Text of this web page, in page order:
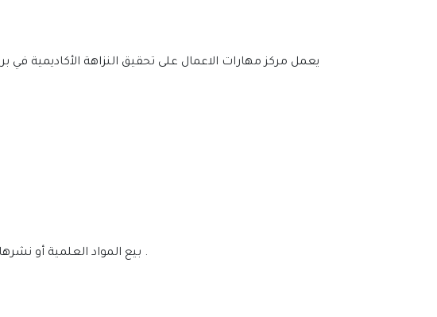
يعمل مركز مهارات الاعمال على تحقيق النزاهة الأكاديمية في
بيع المواد العلمية أو نشرها أو أخذها بدون إذن أو تصويرها أو نسخها أو غير ذلك من التصرفات التي تعيق المؤلف عن ممارسة حقوقه .